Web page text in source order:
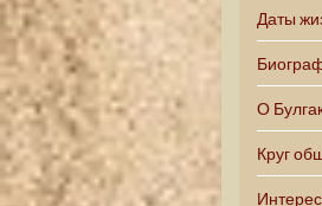
Даты
О
Круг